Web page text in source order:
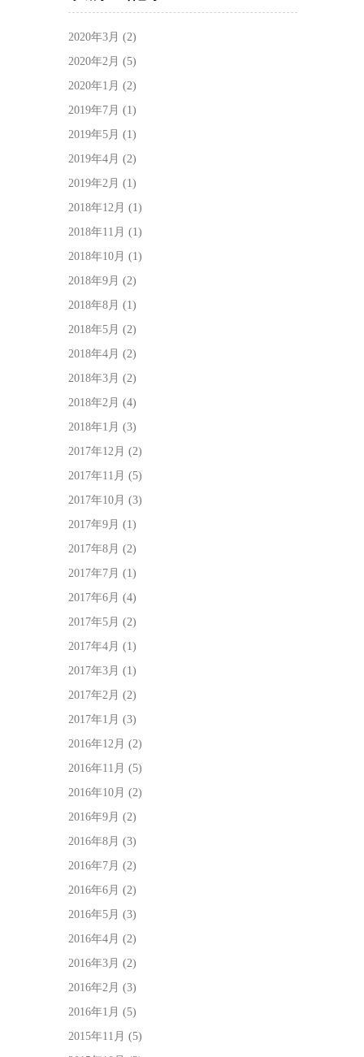
2020年3月 (2)
2020年2月 (5)
2020年1月 (2)
2019年7月 (1)
2019年5月 (1)
2019年4月 (2)
2019年2月 (1)
2018年12月 (1)
2018年11月 (1)
2018年10月 (1)
2018年9月 (2)
2018年8月 (1)
2018年5月 (2)
2018年4月 (2)
2018年3月 (2)
2018年2月 (4)
2018年1月 (3)
2017年12月 (2)
2017年11月 (5)
2017年10月 (3)
2017年9月 (1)
2017年8月 (2)
2017年7月 (1)
2017年6月 (4)
2017年5月 (2)
2017年4月 (1)
2017年3月 (1)
2017年2月 (2)
2017年1月 (3)
2016年12月 (2)
2016年11月 (5)
2016年10月 (2)
2016年9月 (2)
2016年8月 (3)
2016年7月 (2)
2016年6月 (2)
2016年5月 (3)
2016年4月 (2)
2016年3月 (2)
2016年2月 (3)
2016年1月 (5)
2015年11月 (5)